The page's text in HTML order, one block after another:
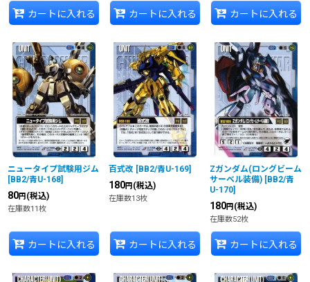
カートに入れる カートに入れる カートに入れる
ニュータイプ試験用ジム
[BB2/青U-168]
80円 (税込)
在庫数11枚
カートに入れる
百式改 [BB2/青U-169]
180円 (税込)
在庫数13枚
カートに入れる
Zガンダム(ロングビーム
サーベル装備) [BB2/青
U-170]
180円 (税込)
在庫数52枚
カートに入れる